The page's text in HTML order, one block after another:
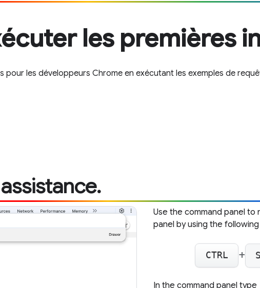
les premières
pour les développeurs Chrome en exécutant les exemples de